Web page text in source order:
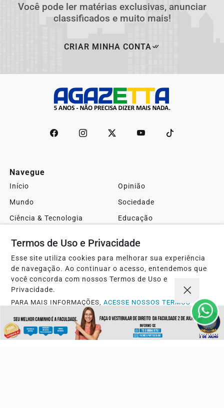
Você pode ler matérias exclusivas, anunciar
classificados e muito mais!
CRIAR MINHA CONTA
Navegue
Início
Opinião
Mundo
Sociedade
Ciência & Tecnologia
Educação
Saúde
Turismo
Esportes
Cidades
Contato
Termos de Uso e Privacidade
Esse site utiliza cookies para melhorar sua experiência
de navegação. Ao continuar o acesso, entendemos que
você concorda com nossos Termos de Uso e
Privacidade.
PARA MAIS INFORMAÇÕES,ACESSE NOSSOS TERMOS
PROSSEGUIR